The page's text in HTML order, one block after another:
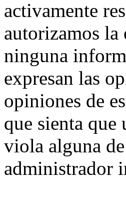
activamente
autorizamos
ninguna
expresan las
opiniones de
que sienta que
viola alguna
administrador